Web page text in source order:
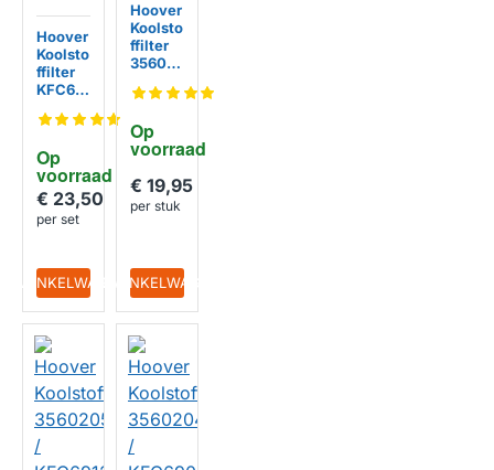
Op
voorraad
Hoover
Koolsto
ffilter
KFC69
356022
(2St.)
€ 23,50
per set
IN WINKELWAGEN
Op
voorraad
Hoover
Koolsto
ffilter
35602
KFC69
€ 19,95
per stuk
IN WINKELWAGEN